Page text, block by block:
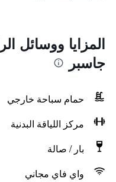
المزايا ووسائل
جاسبر
حمام سباحة خارجي
مركز اللياقة البدنية
بار / صالة
واي فاي مجاني